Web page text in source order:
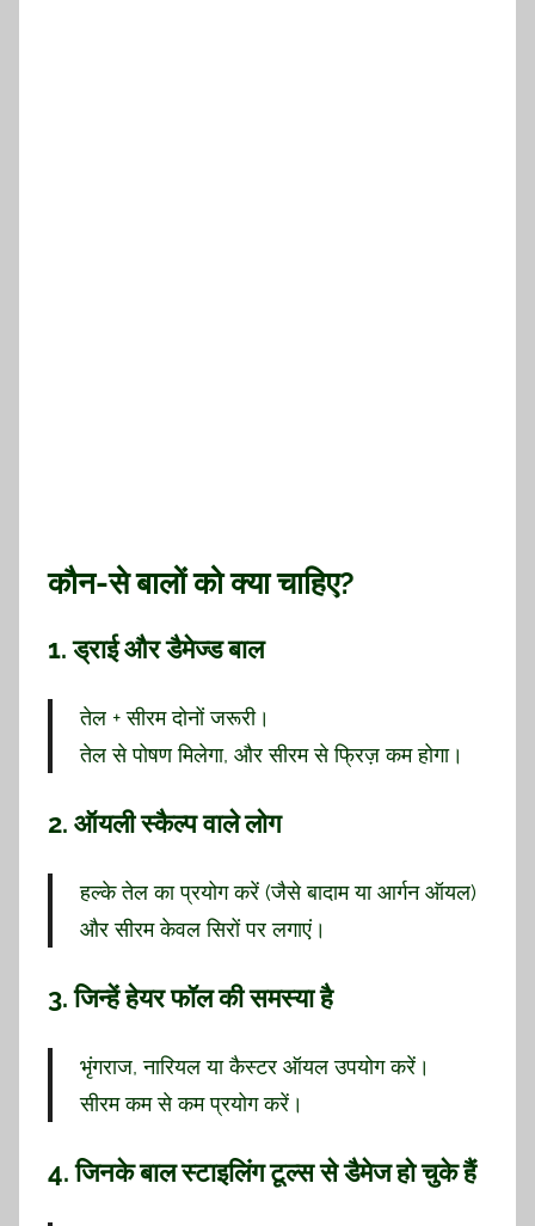
कौन-से बालों को क्या चाहिए?
1.ड्राई और डैमेज्ड बाल
तेल + सीरम दोनों जरूरी।
तेल से पोषण मिलेगा, और सीरम से फ्रिज़ कम होगा।
2. ऑयली स्कैल्प वाले लोग
हल्के तेल का प्रयोग करें (जैसे बादाम या आर्गन ऑयल)
और सीरम केवल सिरों पर लगाएं।
3.जिन्हें हेयर फॉल की समस्या है
भृंगराज, नारियल या कैस्टर ऑयल उपयोग करें।
सीरम कम से कम प्रयोग करें।
4.जिनके बाल स्टाइलिंग टूल्स से डैमेज हो चुके हैं